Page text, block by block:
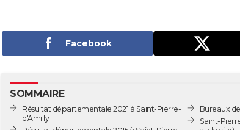
Facebook
SOMMAIRE
Résultat départementale 2021 à Saint-Pierre-
d'Amilly
Bureaux
Saint-